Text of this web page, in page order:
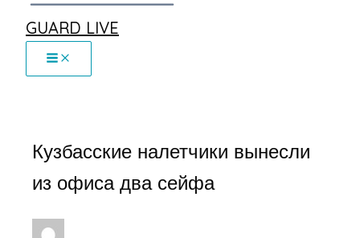
GUARD LIVE
Кузбасские налетчики вынесли
из офиса два сейфа